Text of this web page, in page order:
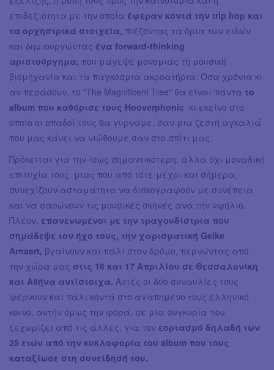
επιδεξιότητα με την οποία έφεραν κοντά την trip hop και
τα ορχηστρικά στοιχεία, πιέζοντας τα όρια των ειδών
και δημιουργώντας ένα forward-thinking
αριστούργημα, που μάγεψε μονομιάς τη μουσική
βιομηχανία και τα παγκόσμια ακροατήρια. Όσα χρόνια κι
αν περάσουν, το "The Magnificent Tree" θα είναι πάντα το
album που καθόρισε τους Hooverphonic κι εκείνο στο
οποίο οι οπαδοί τους θα γυρνάμε, σαν μια ζεστή αγκαλιά
που μας κάνει να νιώθουμε σαν στο σπίτι μας.
Πρόκειται για την ίσως σημαντικότερη, αλλά όχι μοναδική
επιτυχία τους, μιας που από τότε μέχρι και σήμερα,
συνεχίζουν ασταμάτητα να δισκογραφούν με συνέπεια
και να σαρώνουν τις μουσικές σκηνές ανά την υφήλιο.
Πλέον, επανενωμένοι με την τραγουδίστρια που
σημάδεψε τον ήχο τους, την χαρισματική Geike
Arnaert, βγαίνουν και πάλι στον δρόμο, περνώντας από
την χώρα μας στις 16 και 17 Απριλίου σε Θεσσαλονίκη
και Αθήνα αντίστοιχα. Αυτές οι δύο συναυλίες τους
φέρνουν και πάλι κοντά στο αγαπημένο τους ελληνικό
κοινό, αυτήν όμως την φορά, σε μία συγκυρία που
ξεχωρίζει από τις άλλες, για τον εορτασμό δηλαδή των
25 ετών από την κυκλοφορία του album που τους
καταξίωσε στη συνείδησή του.